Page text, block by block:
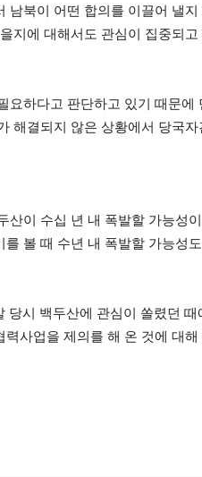
남북이 어떤 합의를 이끌어 낼
지에 대해서도 관심이 집중되고
요하다고 판단하고 있기 때문에
해결되지 않은 상황에서 당국
산이 수십 년 내 폭발할 가능성
볼 때 수년 내 폭발할 가능성
시 백두산에 관심이 쏠렸던
사업을 제의를 해 온 것에 대